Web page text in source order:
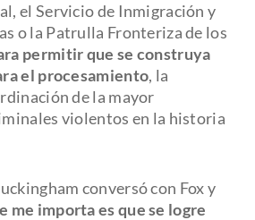
el Servicio de Inmigración y
o la Patrulla Fronteriza de los
permitir que se construya
el procesamiento, la
de la mayor
violentos en la historia
conversó con Fox y
me importa es que se logre